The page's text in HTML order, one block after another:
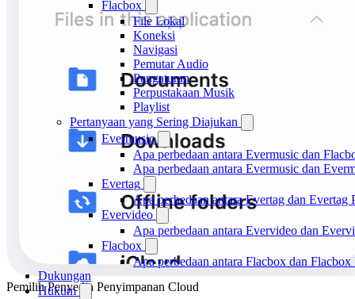
Flacbox
File Lokal
Koneksi
Navigasi
Pemutar Audio
Pengaturan
Perpustakaan Musik
Playlist
Pertanyaan yang Sering Diajukan
Evermusic
Apa perbedaan antara Evermusic dan
Apa perbedaan antara Evermusic dan
Evertag
Apa perbedaan antara Evertag dan Evertag
Evervideo
Apa perbedaan antara Evervideo dan
Flacbox
Apa perbedaan antara Flacbox dan Flacbox
Dukungan
Hukum
Pemilih Penyedia Penyimpanan Cloud